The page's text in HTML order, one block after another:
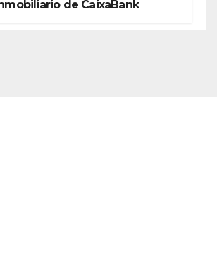
de CaixaBank